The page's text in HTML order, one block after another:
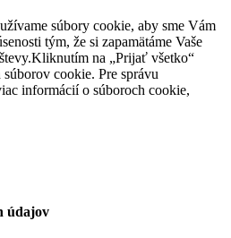
súbory cookie, aby sme Vám
tým, že si zapamätáme Vaše
na „Prijať všetko“
cookie. Pre správu
informácií o súboroch cookie,
údajov